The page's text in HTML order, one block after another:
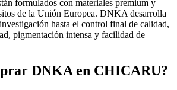
formulados con materiales premium y
de la Unión Europea. DNKA desarrolla
hasta el control final de calidad,
pigmentación intensa y facilidad de
DNKA en CHICARU?